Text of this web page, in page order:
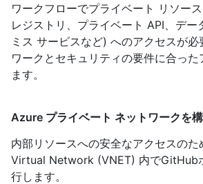
ワークフローでプライベート リソー
レジストリ、プライベート API、デー
ミス サービスなど) へのアクセスが必
ワークとセキュリティの要件に合った
ます。
Azure プライベート ネットワークを
内部リソースへの安全なアクセスの
Virtual Network (VNET) 内でGitHub
行します。